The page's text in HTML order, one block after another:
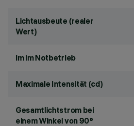
Lichtausbeute (realer
Wert)
lm im Notbetrieb
Maximale Intensität (cd)
Gesamtlichtstrom bei
einem Winkel von 90°